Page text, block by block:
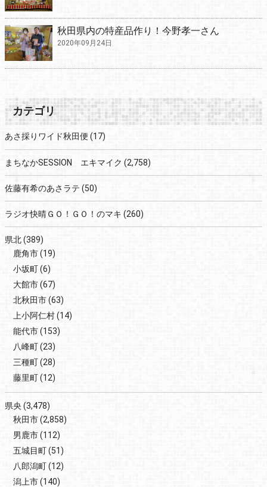
秋田県内の特産品作り！今野孝一さん
2020年09月24日
カテゴリ
あさ採りワイド秋田便 (17)
まちなかSESSION エキマイク (2,758)
佐藤有希のあさラテ (50)
ラジオ快晴ＧＯ！ＧＯ！のマキ (260)
県北(389)
鹿角市(19)
小坂町(6)
大館市(67)
北秋田市(63)
上小阿仁村(14)
能代市(153)
八峰町(23)
三種町(28)
藤里町(12)
県央(3,478)
秋田市(2,858)
男鹿市(112)
五城目町(51)
八郎潟町(12)
潟上市(140)